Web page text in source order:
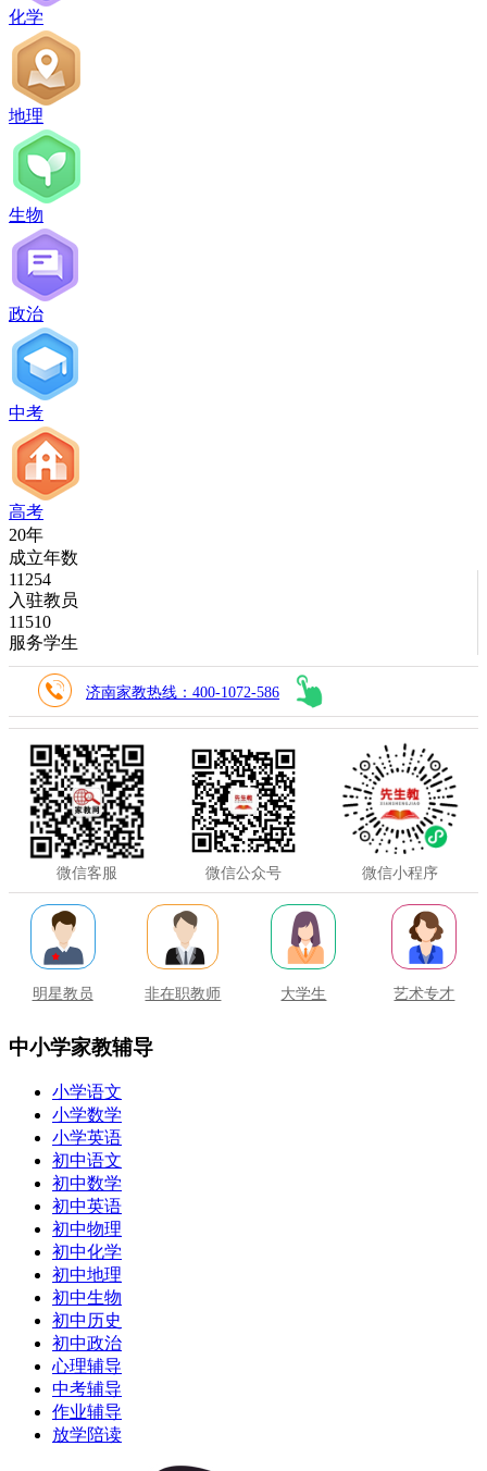
化学
地理
生物
政治
中考
高考
20年
成立年数
11254
入驻教员
11510
服务学生
济南家教热线：400-1072-586
微信客服 微信公众号 微信小程序
明星教员 非在职教师 大学生 艺术专才
中小学家教辅导
小学语文
小学数学
小学英语
初中语文
初中数学
初中英语
初中物理
初中化学
初中地理
初中生物
初中历史
初中政治
心理辅导
中考辅导
作业辅导
放学陪读